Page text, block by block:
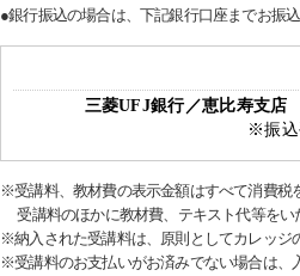
●銀行振込の場合は、下記銀行口座までお振込
三菱UFJ銀行／恵比寿
※振込
※受講料、教材費の表示金額はすべて消費税
受講料のほかに教材費、テキスト代等をい
※納入された受講料は、原則としてカレッジ
※受講料のお支払いがお済みでない場合は、